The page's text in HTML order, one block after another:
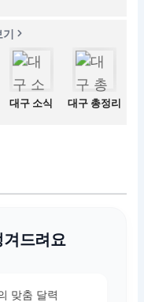
기
대구 소식 대구 총정리
겨드려요
맞춤 달력